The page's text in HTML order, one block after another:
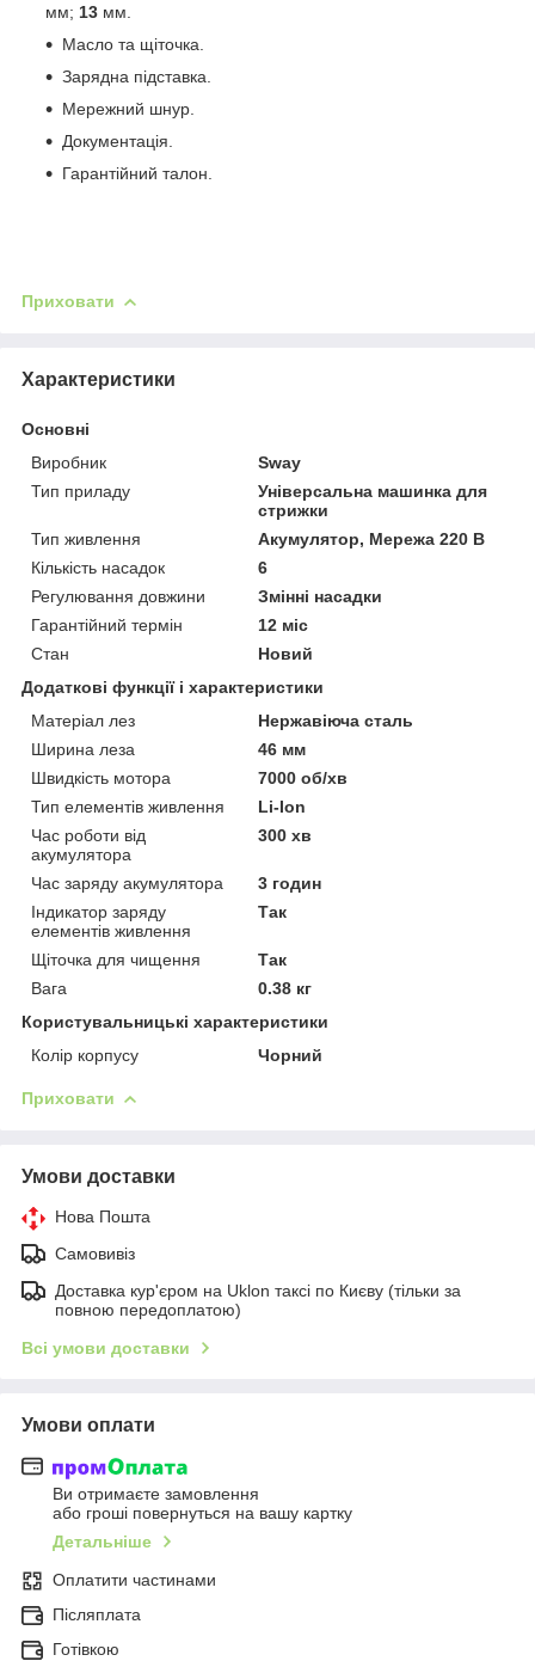
мм; 13 мм.
Масло та щіточка.
Зарядна підставка.
Мережний шнур.
Документація.
Гарантійний талон.
Приховати
Характеристики
Основні
Виробник
Sway
Тип приладу
Універсальна машинка для
стрижки
Тип живлення
Акумулятор, Мережа 220 В
Кількість насадок
6
Регулювання довжини
Змінні насадки
Гарантійний термін
12 міс
Стан
Новий
Додаткові функції і характеристики
Матеріал лез
Нержавіюча сталь
Ширина леза
46 мм
Швидкість мотора
7000 об/хв
Тип елементів живлення
Li-Ion
Час роботи від
акумулятора
300 хв
Час заряду акумулятора
3 годин
Індикатор заряду
елементів живлення
Так
Щіточка для чищення
Так
Вага
0.38 кг
Користувальницькі характеристики
Колір корпусу
Чорний
Приховати
Умови доставки
Нова Пошта
Самовивіз
Доставка кур'єром на Uklon таксі по Києву (тільки за
повною передоплатою)
Всі умови доставки
Умови оплати
Ви отримаєте замовлення
або гроші повернуться на вашу картку
Детальніше
Оплатити частинами
Післяплата
Готівкою